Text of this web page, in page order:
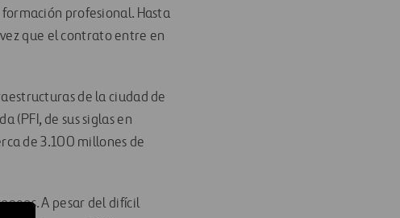
profesional. Hasta
que el contrato entre en
de la ciudad de
(PFI, de sus siglas en
de 3.100 millones de
A pesar del difícil